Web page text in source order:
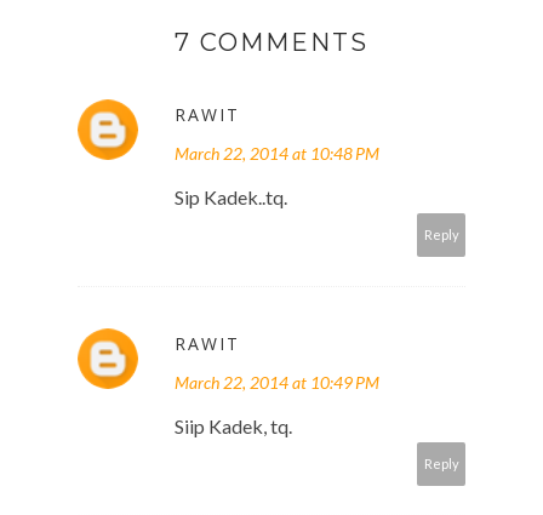
7 COMMENTS
RAWIT
March 22, 2014 at 10:48 PM
Sip Kadek..tq.
Reply
RAWIT
March 22, 2014 at 10:49 PM
Siip Kadek, tq.
Reply